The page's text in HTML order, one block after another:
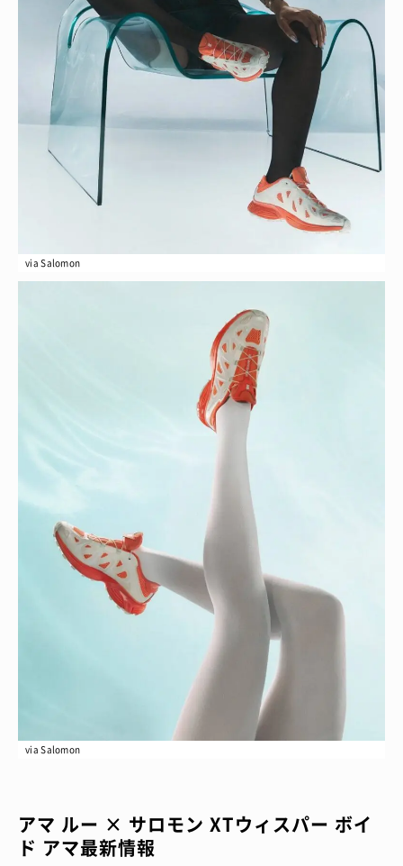
via Salomon
via Salomon
アマ ルー × サロモン XTウィスパー ボイ
ド アマ最新情報